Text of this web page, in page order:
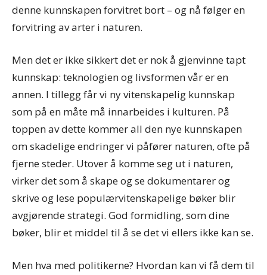
denne kunnskapen forvitret bort – og nå følger en
forvitring av arter i naturen.
Men det er ikke sikkert det er nok å gjenvinne tapt
kunnskap: teknologien og livsformen vår er en
annen. I tillegg får vi ny vitenskapelig kunnskap
som på en måte må innarbeides i kulturen. På
toppen av dette kommer all den nye kunnskapen
om skadelige endringer vi påfører naturen, ofte på
fjerne steder. Utover å komme seg ut i naturen,
virker det som å skape og se dokumentarer og
skrive og lese populærvitenskapelige bøker blir
avgjørende strategi. God formidling, som dine
bøker, blir et middel til å se det vi ellers ikke kan se.
Men hva med politikerne? Hvordan kan vi få dem til